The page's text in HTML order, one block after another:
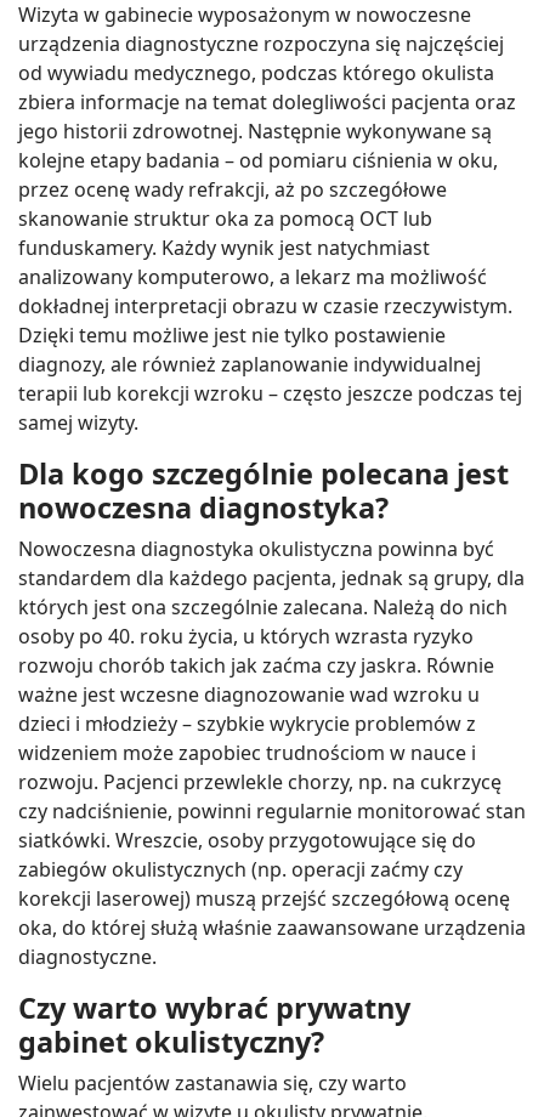
Wizyta w gabinecie wyposażonym w nowoczesne
urządzenia diagnostyczne rozpoczyna się najczęściej
od wywiadu medycznego, podczas którego okulista
zbiera informacje na temat dolegliwości pacjenta oraz
jego historii zdrowotnej. Następnie wykonywane są
kolejne etapy badania – od pomiaru ciśnienia w oku,
przez ocenę wady refrakcji, aż po szczegółowe
skanowanie struktur oka za pomocą OCT lub
funduskamery. Każdy wynik jest natychmiast
analizowany komputerowo, a lekarz ma możliwość
dokładnej interpretacji obrazu w czasie rzeczywistym.
Dzięki temu możliwe jest nie tylko postawienie
diagnozy, ale również zaplanowanie indywidualnej
terapii lub korekcji wzroku – często jeszcze podczas tej
samej wizyty.
Dla kogo szczególnie polecana jest
nowoczesna diagnostyka?
Nowoczesna diagnostyka okulistyczna powinna być
standardem dla każdego pacjenta, jednak są grupy, dla
których jest ona szczególnie zalecana. Należą do nich
osoby po 40. roku życia, u których wzrasta ryzyko
rozwoju chorób takich jak zaćma czy jaskra. Równie
ważne jest wczesne diagnozowanie wad wzroku u
dzieci i młodzieży – szybkie wykrycie problemów z
widzeniem może zapobiec trudnościom w nauce i
rozwoju. Pacjenci przewlekle chorzy, np. na cukrzycę
czy nadciśnienie, powinni regularnie monitorować stan
siatkówki. Wreszcie, osoby przygotowujące się do
zabiegów okulistycznych (np. operacji zaćmy czy
korekcji laserowej) muszą przejść szczegółową ocenę
oka, do której służą właśnie zaawansowane urządzenia
diagnostyczne.
Czy warto wybrać prywatny
gabinet okulistyczny?
Wielu pacjentów zastanawia się, czy warto